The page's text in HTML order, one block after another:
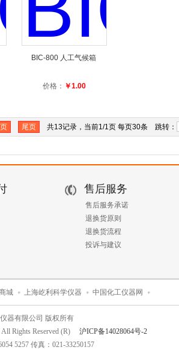
BIC-800 人工气候箱
价格： ￥1.00
尾页 共13记录，当前1/1页 每页30条 跳转：
售后服务
售后服务承诺
退换货原则
退换货流程
投诉与建议
城 上海屹利科学仪器 中国化工仪器网
器有限公司 版权所有
All Rights Reserved (R) 沪ICP备14028064号-2
5257 传真：021-33250157